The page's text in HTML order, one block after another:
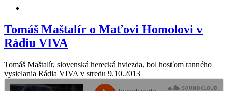
Tomáš Maštalír o Maťovi Homolovi v
Rádiu VIVA
Tomáš Maštalír, slovenská herecká hviezda, bol hosťom ranného
vysielania Rádia VIVA v stredu 9.10.2013